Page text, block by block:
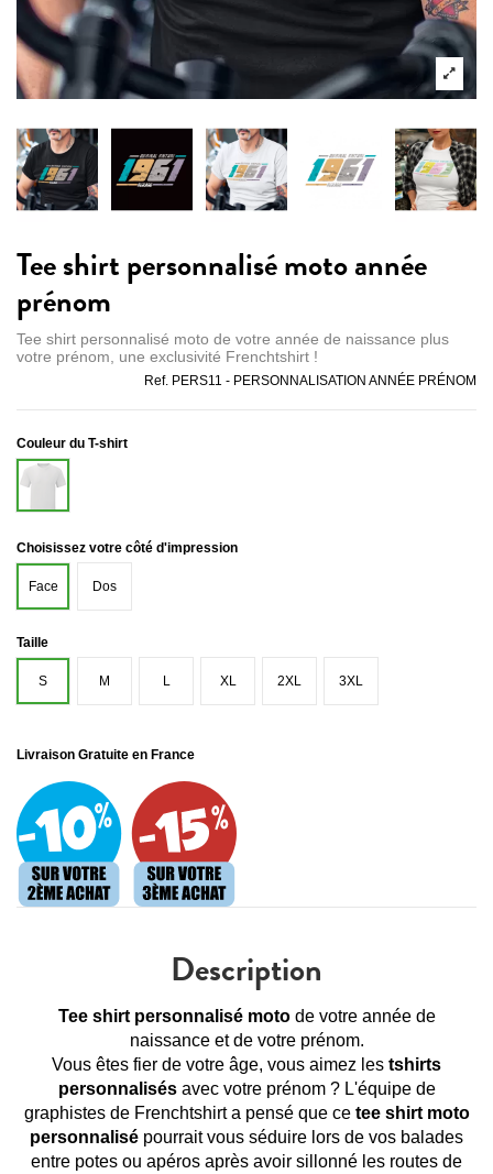
Tee shirt personnalisé moto année
prénom
Tee shirt personnalisé moto de votre année de naissance plus
votre prénom, une exclusivité Frenchtshirt !
Ref. PERS11 - PERSONNALISATION ANNÉE PRÉNOM
Couleur du T-shirt
Blanc
Choisissez votre côté d'impression
Face Dos
Taille
S M L XL 2XL 3XL
Livraison Gratuite en France
Description
Tee shirt personnalisé motode votre année de
naissance et de votre prénom.
Vous êtes fier de votre âge, vous aimez les tshirts
personnalisésavec votre prénom ? L'équipe de
graphistes de Frenchtshirt a pensé que ce tee shirt moto
personnalisé pourrait vous séduire lors de vos balades
entre potes ou apéros après avoir sillonné les routes de